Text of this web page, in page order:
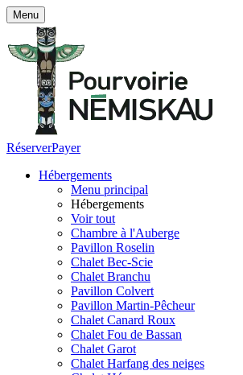
Menu
RéserverPayer
Hébergements
Menu principal
Hébergements
Voir tout
Chambre à l'Auberge
Pavillon Roselin
Chalet Bec-Scie
Chalet Branchu
Pavillon Colvert
Pavillon Martin-Pêcheur
Chalet Canard Roux
Chalet Fou de Bassan
Chalet Garot
Chalet Harfang des neiges